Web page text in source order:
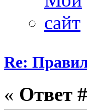
Re:
« Ответ